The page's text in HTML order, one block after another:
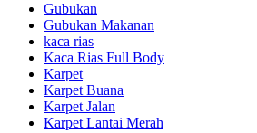
Gubukan
Gubukan Makanan
kaca rias
Kaca Rias Full Body
Karpet
Karpet Buana
Karpet Jalan
Karpet Lantai Merah